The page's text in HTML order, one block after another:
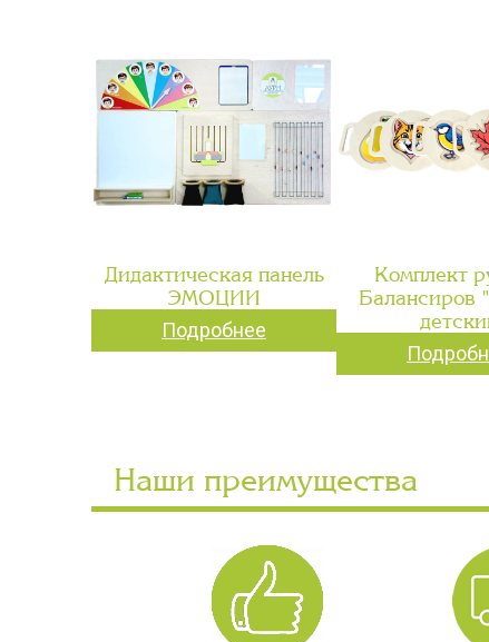
Дидактическая панель
ЭМОЦИИ
Подробнее
Комплект
Наши преимущества